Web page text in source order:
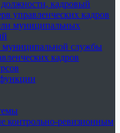
кадровый
управленческих кадров
муниципальных
муниципальной службы
кадров
контрольно-ревизионным